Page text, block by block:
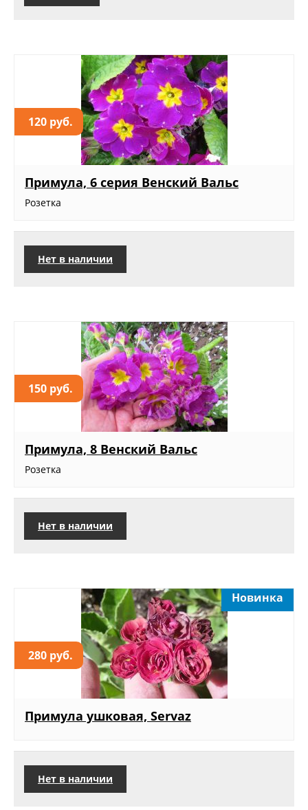
120 руб.
Примула, 6 серия Венский Вальс
Розетка
Нет в наличии
150 руб.
Примула, 8 Венский Вальс
Розетка
Нет в наличии
280 руб.
Новинка
Примула ушковая, Servaz
Нет в наличии